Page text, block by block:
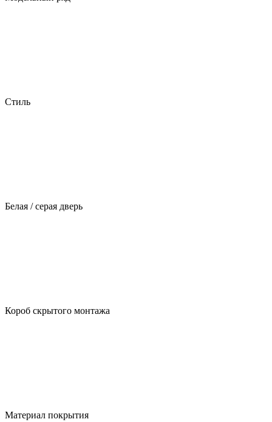
Стиль
Белая / серая дверь
Короб скрытого монтажа
Материал покрытия